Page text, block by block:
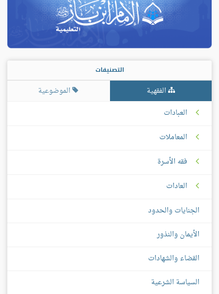
التصنيفات
الفقهية
الموضوعية
العبادات
المعاملات
فقه الأسرة
العادات
الجنايات والحدود
الأيمان والنذور
القضاء والشهادات
السياسة الشرعية